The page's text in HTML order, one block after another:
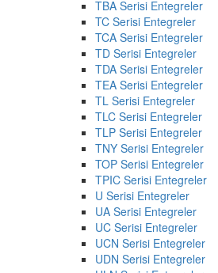
TBA Serisi Entegreler
TC Serisi Entegreler
TCA Serisi Entegreler
TD Serisi Entegreler
TDA Serisi Entegreler
TEA Serisi Entegreler
TL Serisi Entegreler
TLC Serisi Entegreler
TLP Serisi Entegreler
TNY Serisi Entegreler
TOP Serisi Entegreler
TPIC Serisi Entegreler
U Serisi Entegreler
UA Serisi Entegreler
UC Serisi Entegreler
UCN Serisi Entegreler
UDN Serisi Entegreler